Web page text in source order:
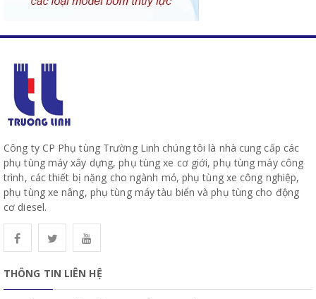
Công ty CP Phụ tùng Trường Linh chúng tôi là nhà cung cấp các
phụ tùng máy xây dựng, phụ tùng xe cơ giới, phụ tùng máy công
trình, các thiết bị nặng cho ngành mỏ, phụ tùng xe công nghiệp,
phụ tùng xe nâng, phụ tùng máy tàu biển và phụ tùng cho động
cơ diesel.
THÔNG TIN LIÊN HỆ